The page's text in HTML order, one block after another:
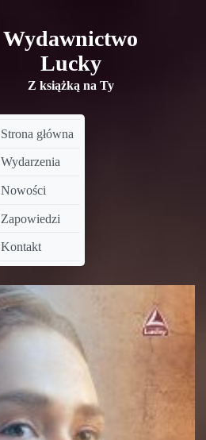
Wydawnictwo
Lucky
Z książką na Ty
Strona główna
Wydarzenia
Nowości
Zapowiedzi
Kontakt